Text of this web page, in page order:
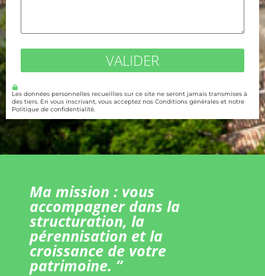
VALIDER
Les données personnelles recueillies sur ce site ne seront jamais transmises à
des tiers. En vous inscrivant, vous acceptez nos Conditions générales et notre
Politique de confidentialité.
Ma mission : vous
accompagner dans la
structuration, la
pérennisation et la
croissance de votre
patrimoine. ”